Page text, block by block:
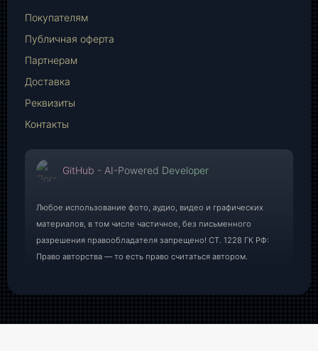
Mail
Покупателям
Публичная оферта
Партнерам
Доставка
Реквизиты
Контакты
GitHub - AI-Powered Developer
Любое использование фото, аудио, видео и графических
материалов, в том числе частичное, без письменного
разрешения правообладателя запрещено! СТ. 1228 ГК РФ:
Право авторства — то есть право считаться автором.